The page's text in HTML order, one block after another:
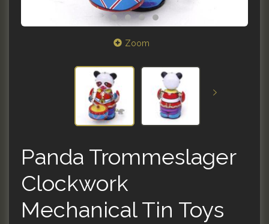
Zoom
Panda Trommeslager
Clockwork
Mechanical Tin Toys